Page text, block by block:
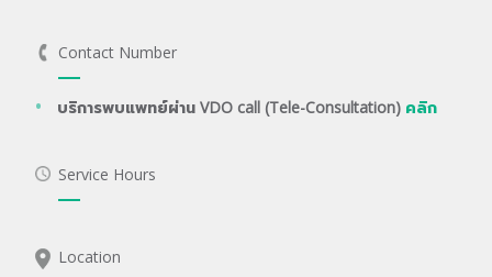
Contact Number
บริการพบแพทย์ผ่าน VDO call (Tele-Consultation) คลิก
Service Hours
Location